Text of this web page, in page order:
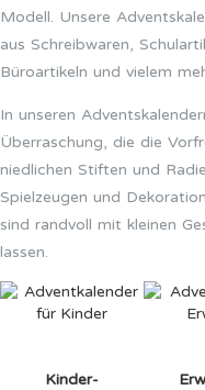
Modell. Unsere
aus Schreibwaren,
Büroartikeln und vielem
In unseren
Überraschung, die die
niedlichen Stiften und
Spielzeugen und
sind randvoll mit kleinen
lassen.
Kinder-